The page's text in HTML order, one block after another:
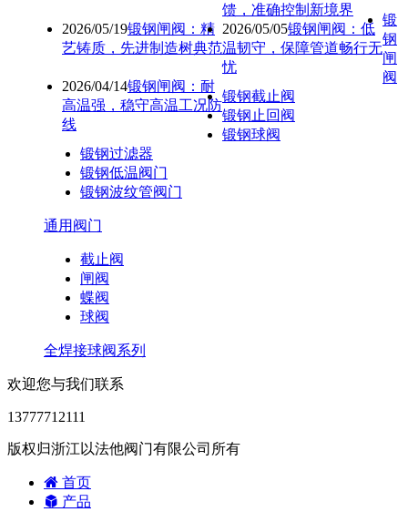
馈，准确控制新境界
2026/05/19锻钢闸阀：精
艺铸质，先进制造树典范
2026/05/05锻钢闸阀：低
温韧守，保障管道畅行无
忧
2026/04/14锻钢闸阀：耐
高温强，稳守高温工况防
线
锻
钢
闸
阀
锻钢截止阀
锻钢止回阀
锻钢球阀
锻钢过滤器
锻钢低温阀门
锻钢波纹管阀门
通用阀门
截止阀
闸阀
蝶阀
球阀
全焊接球阀系列
欢迎您与我们联系
13777712111
版权归浙江以法他阀门有限公司所有
首页
产品